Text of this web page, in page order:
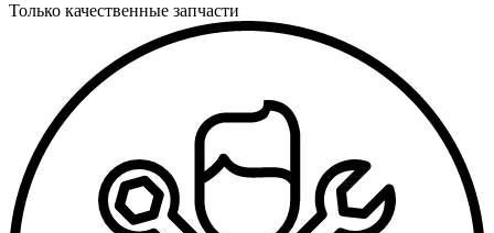
Только качественные запчасти